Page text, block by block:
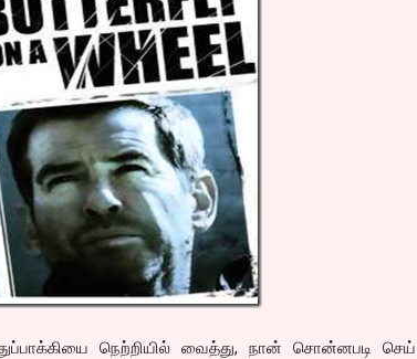
நெற்றியில் வைத்து, நான் சொன்னபடி செய்